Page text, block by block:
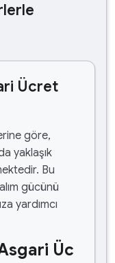
Ücret
göre,
yaklaşık
Bu
gücünü
yardımcı
Üc